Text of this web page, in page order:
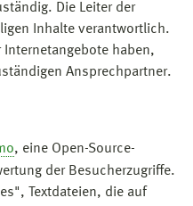
Die Leiter der
Inhalte verantwortlich.
Internetangebote haben,
Ansprechpartner.
, eine Open-Source-
der Besucherzugriffe.
Textdateien, die auf